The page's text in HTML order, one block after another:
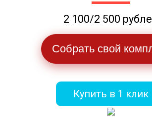
2 100/2 500
Собрать свой
Купить в 1 клик